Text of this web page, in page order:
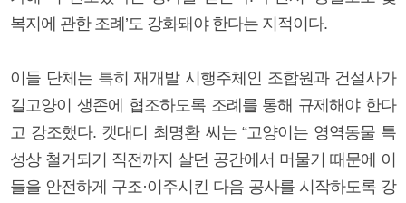
복지에 관한 조례’도 강화돼야 한다는 지적이다.
이들 단체는 특히 재개발 시행주체인 조합원과 건설사가
길고양이 생존에 협조하도록 조례를 통해 규제해야 한다
고 강조했다. 캣대디 최명환 씨는 “고양이는 영역동물 특
성상 철거되기 직전까지 살던 공간에서 머물기 때문에 이
들을 안전하게 구조·이주시킨 다음 공사를 시작하도록 강